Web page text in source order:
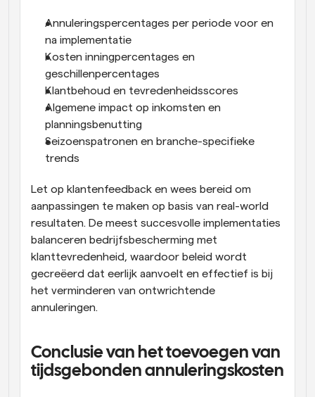
Annuleringspercentages per periode voor en
na implementatie
Kosten inningpercentages en
geschillenpercentages
Klantbehoud en tevredenheidsscores
Algemene impact op inkomsten en
planningsbenutting
Seizoenspatronen en branche-specifieke
trends
Let op klantenfeedback en wees bereid om
aanpassingen te maken op basis van real-world
resultaten. De meest succesvolle implementaties
balanceren bedrijfsbescherming met
klanttevredenheid, waardoor beleid wordt
gecreëerd dat eerlijk aanvoelt en effectief is bij
het verminderen van ontwrichtende
annuleringen.
Conclusie van het toevoegen van
tijdsgebonden annuleringskosten